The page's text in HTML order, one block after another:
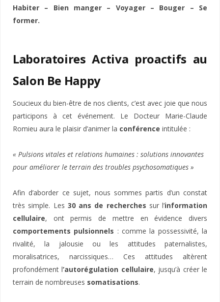
Habiter – Bien manger – Voyager – Bouger – Se
former.
Laboratoires Activa proactifs au
Salon Be Happy
Soucieux du bien-être de nos clients, c’est avec joie que nous
participons à cet événement. Le Docteur Marie-Claude
Romieu aura le plaisir d’animer la conférence intitulée :
« Pulsions vitales et relations humaines : solutions innovantes
pour améliorer le terrain des troubles psychosomatiques »
Afin d’aborder ce sujet, nous sommes partis d’un constat
très simple. Les 30 ans de recherches sur l’information
cellulaire, ont permis de mettre en évidence divers
comportements pulsionnels : comme la possessivité, la
rivalité, la jalousie ou les attitudes paternalistes,
moralisatrices, narcissiques… Ces attitudes altèrent
profondément l’autorégulation cellulaire, jusqu’à créer le
terrain de nombreuses somatisations.